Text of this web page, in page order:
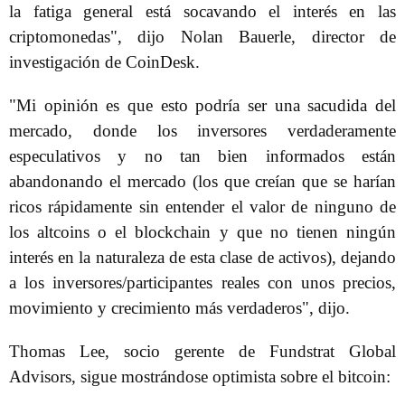
la fatiga general está socavando el interés en las
criptomonedas", dijo Nolan Bauerle, director de
investigación de CoinDesk.
"Mi opinión es que esto podría ser una sacudida del
mercado, donde los inversores verdaderamente
especulativos y no tan bien informados están
abandonando el mercado (los que creían que se harían
ricos rápidamente sin entender el valor de ninguno de
los altcoins o el blockchain y que no tienen ningún
interés en la naturaleza de esta clase de activos), dejando
a los inversores/participantes reales con unos precios,
movimiento y crecimiento más verdaderos", dijo.
Thomas Lee, socio gerente de Fundstrat Global
Advisors, sigue mostrándose optimista sobre el bitcoin: